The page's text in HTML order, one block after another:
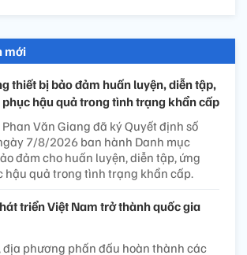
mới
thiết bị bảo đảm huấn luyện, diễn tập,
hậu quả trong tình trạng khẩn cấp
Văn Giang đã ký Quyết định số
7/8/2026 ban hành Danh mục
đảm cho huấn luyện, diễn tập, ứng
hậu quả trong tình trạng khẩn cấp.
triển Việt Nam trở thành quốc gia
địa phương phấn đấu hoàn thành các